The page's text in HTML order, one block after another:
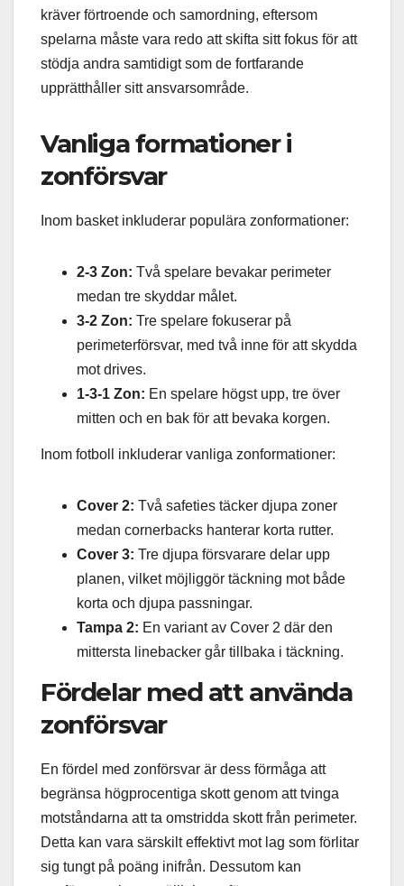
kräver förtroende och samordning, eftersom
spelarna måste vara redo att skifta sitt fokus för att
stödja andra samtidigt som de fortfarande
upprätthåller sitt ansvarsområde.
Vanliga formationer i
zonförsvar
Inom basket inkluderar populära zonformationer:
2-3 Zon: Två spelare bevakar perimeter
medan tre skyddar målet.
3-2 Zon: Tre spelare fokuserar på
perimeterförsvar, med två inne för att skydda
mot drives.
1-3-1 Zon: En spelare högst upp, tre över
mitten och en bak för att bevaka korgen.
Inom fotboll inkluderar vanliga zonformationer:
Cover 2: Två safeties täcker djupa zoner
medan cornerbacks hanterar korta rutter.
Cover 3: Tre djupa försvarare delar upp
planen, vilket möjliggör täckning mot både
korta och djupa passningar.
Tampa 2: En variant av Cover 2 där den
mittersta linebacker går tillbaka i täckning.
Fördelar med att använda
zonförsvar
En fördel med zonförsvar är dess förmåga att
begränsa högprocentiga skott genom att tvinga
motståndarna att ta omstridda skott från perimeter.
Detta kan vara särskilt effektivt mot lag som förlitar
sig tungt på poäng inifrån. Dessutom kan